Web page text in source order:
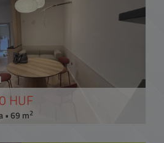
HUF
• 69 m2